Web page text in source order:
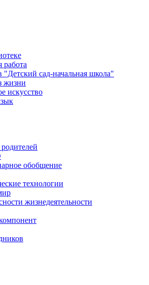
работа
"Детский сад-начальная школа"
жизни
искусство
обобщение
технологии
жизнедеятельности